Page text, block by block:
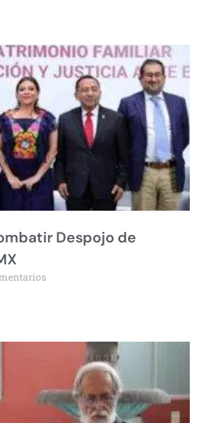
Despojo de